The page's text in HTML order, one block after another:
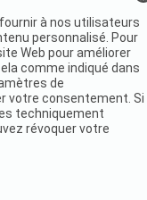
+ caravane,